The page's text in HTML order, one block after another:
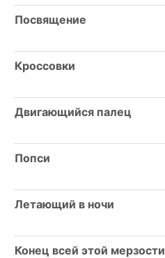
Посвящение
Кроссовки
Двигающийся палец
Попси
Летающий в ночи
Конец всей этой мерзости